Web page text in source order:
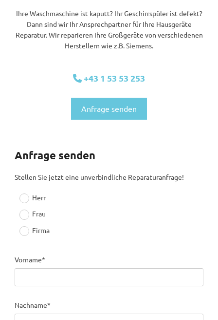
Ihre Waschmaschine ist kaputt? Ihr Geschirrspüler ist defekt?
Dann sind wir Ihr Ansprechpartner für Ihre Hausgeräte
Reparatur. Wir reparieren Ihre Großgeräte von verschiedenen
Herstellern wie z.B. Siemens.
 +43 1 53 53 253
Anfrage senden
Anfrage senden
Stellen Sie jetzt eine unverbindliche Reparaturanfrage!
Herr
Frau
Firma
Vorname*
Nachname*